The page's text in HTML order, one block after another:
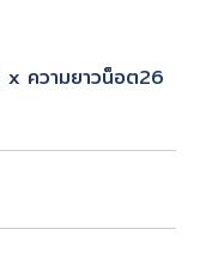
ความยาวน็อต26